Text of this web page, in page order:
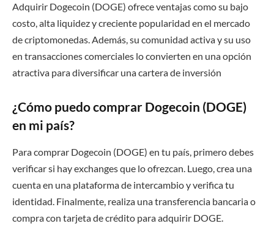
Adquirir Dogecoin (DOGE) ofrece ventajas como su bajo
costo, alta liquidez y creciente popularidad en el mercado
de criptomonedas. Además, su comunidad activa y su uso
en transacciones comerciales lo convierten en una opción
atractiva para diversificar una cartera de inversión
¿Cómo puedo comprar Dogecoin (DOGE)
en mi país?
Para comprar Dogecoin (DOGE) en tu país, primero debes
verificar si hay exchanges que lo ofrezcan. Luego, crea una
cuenta en una plataforma de intercambio y verifica tu
identidad. Finalmente, realiza una transferencia bancaria o
compra con tarjeta de crédito para adquirir DOGE.